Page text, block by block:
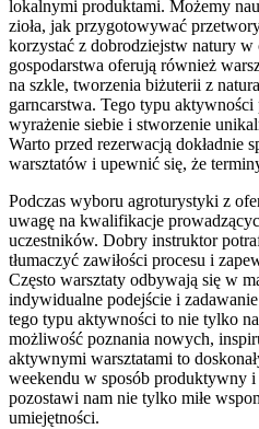
lokalnymi produktami. Możemy
zioła, jak przygotowywać
korzystać z dobrodziejstw natury
gospodarstwa oferują również
na szkle, tworzenia biżuterii z
garncarstwa. Tego typu
wyrażenie siebie i stworzenie
Warto przed rezerwacją dokładnie
warsztatów i upewnić się, że
Podczas wyboru agroturystyki z
uwagę na kwalifikacje
uczestników. Dobry instruktor
tłumaczyć zawiłości procesu i
Często warsztaty odbywają się w
indywidualne podejście i
tego typu aktywności to nie tylko
możliwość poznania nowych,
aktywnymi warsztatami to
weekendu w sposób produktywny
pozostawi nam nie tylko miłe
umiejętności.